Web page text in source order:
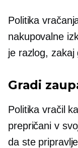
Politika
nakupovalne
je razlog, zakaj
Gradi
Politika vračil
prepričani v
da ste